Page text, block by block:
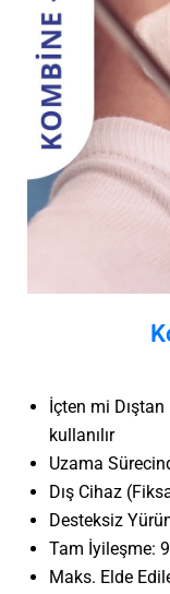
İçten mi
kullanılır
Uzama
Dış Cihaz
Desteksiz
Tam İyileşme:
Maks. Elde